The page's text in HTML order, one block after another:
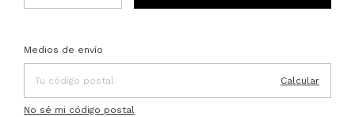
Entregas para el CP:
Medios de envío
Calcular
No sé mi código postal